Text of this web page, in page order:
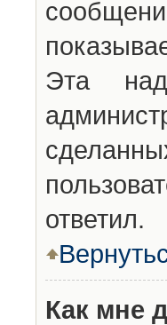
Эта
ответил.
Как мне